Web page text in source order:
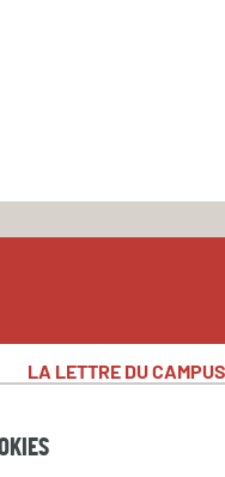
LA LETTRE DU CAMPUS